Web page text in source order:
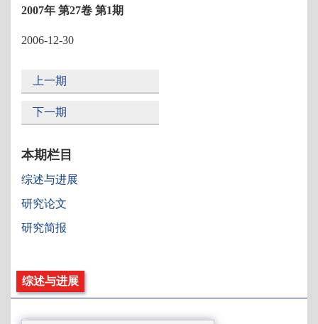
2007年 第27卷 第1期
2006-12-30
上一期
下一期
本期栏目
综述与进展
研究论文
研究简报
综述与进展